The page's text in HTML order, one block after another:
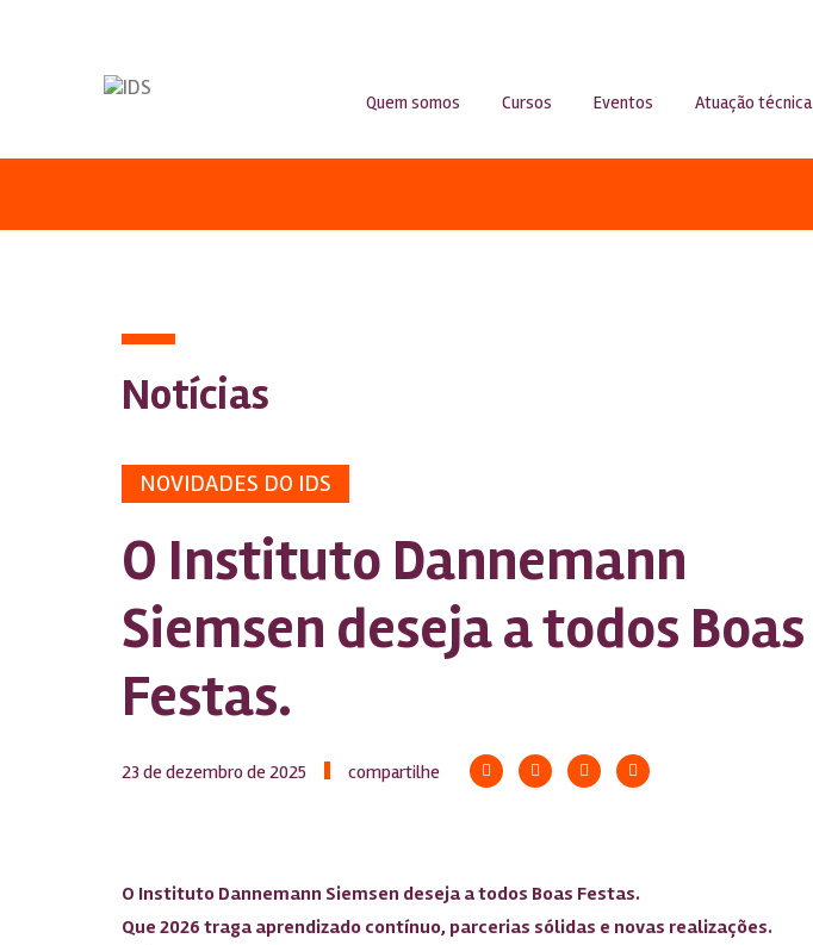
Quem somos Cursos Eventos Atuação técnica
Notícias
NOVIDADES DO IDS
O Instituto Dannemann
Siemsen deseja a todos Boas
Festas.
23 de dezembro de 2025 compartilhe
O Instituto Dannemann Siemsen deseja a todos Boas Festas.
Que 2026 traga aprendizado contínuo, parcerias sólidas e novas realizações.